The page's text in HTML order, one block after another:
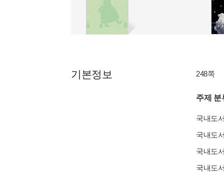
기본정보 248쪽
주제 분
국내도
국내도
국내도
국내도